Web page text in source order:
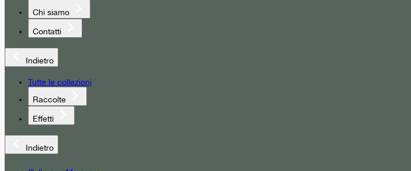
Chi siamo
Contatti
Indietro
Tutte le collezioni
Raccolte
Effetti
Indietro